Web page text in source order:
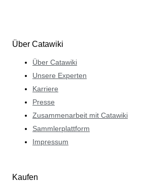
Über Catawiki
Über Catawiki
Unsere Experten
Karriere
Presse
Zusammenarbeit mit Catawiki
Sammlerplattform
Impressum
Kaufen